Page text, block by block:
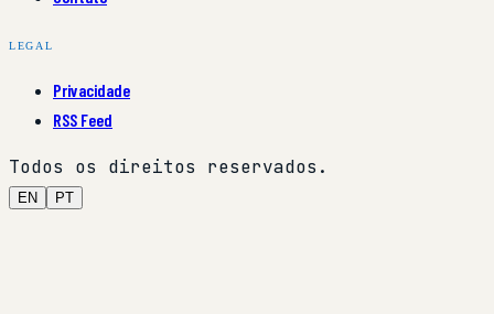
LEGAL
Privacidade
RSS Feed
Todos os direitos reservados.
EN PT